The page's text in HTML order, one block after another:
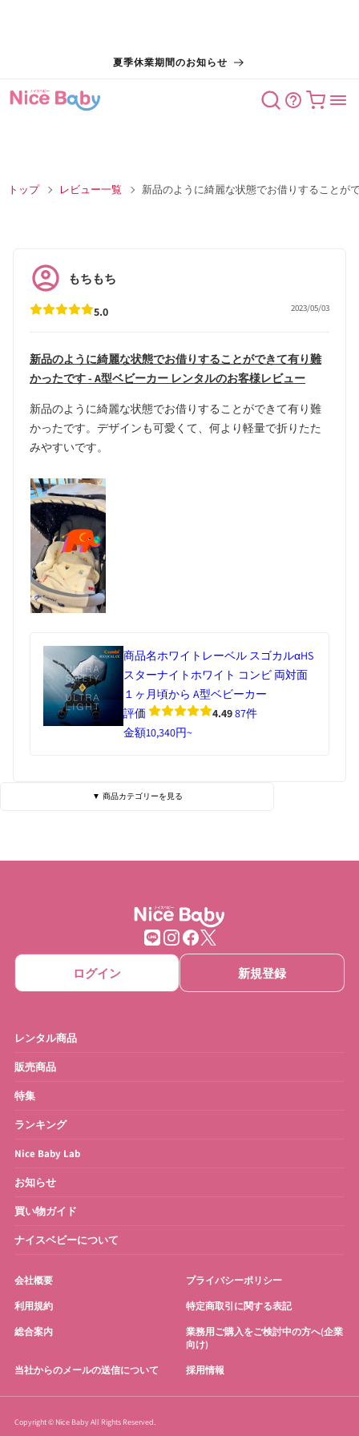
夏季休業期間のお知らせ
カート
トップ レビュー一覧 新品のように綺麗な状態でお借りすることが
5.0 2023/05/03
もちもち
新品のように綺麗な状態でお借りすることができて有り難
かったです - A型ベビーカー レンタルのお客様レビュー
新品のように綺麗な状態でお借りすることができて有り難
かったです。デザインも可愛くて、何より軽量で折りたた
みやすいです。
商品名ホワイトレーベル スゴカルαHS
スターナイトホワイト コンビ 両対面
１ヶ月頃から A型ベビーカー
評価
4.4987件
金額10,340円~
▼ 商品カテゴリーを見る
抱っこひも
ベビーサークル
ベビーバス
お宮参り・お祝い衣装
ログイン 新規登録
レンタル商品
販売商品
特集
ランキング
Nice Baby Lab
お知らせ
買い物ガイド
ナイスベビーについて
会社概要 プライバシーポリシー
利用規約 特定商取引に関する表記
総合案内
業務用ご購入をご検討中の方へ(企業
向け)
当社からのメールの送信について 採用情報
Copyright © Nice Baby All Rights Reserved.